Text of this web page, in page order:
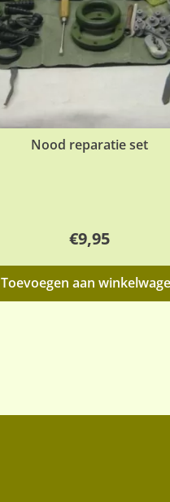
Nood reparatie set
€9,95
Toevoegen aan